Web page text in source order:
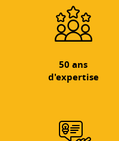
50 ans
d'expertise